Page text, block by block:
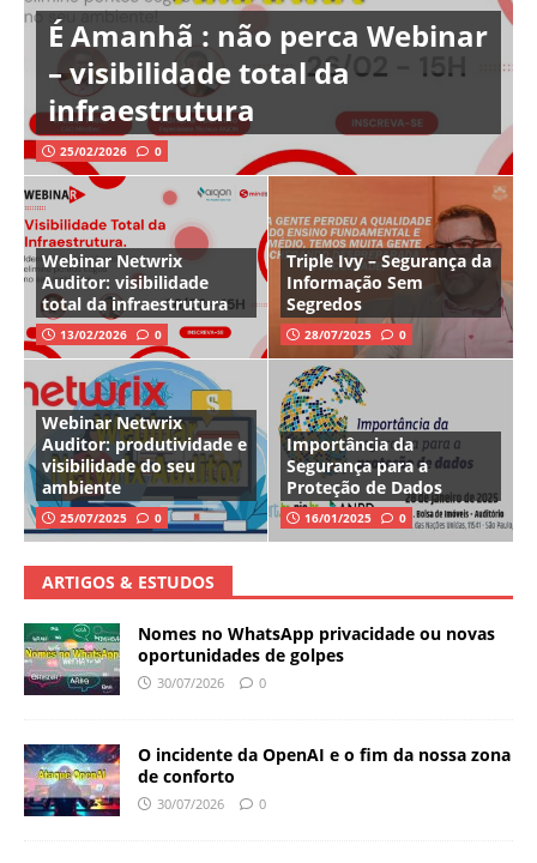
É Amanhã : não perca Webinar
– visibilidade total da
infraestrutura
25/02/2026 0
Webinar Netwrix
Auditor: visibilidade
total da infraestrutura
13/02/2026 0
Triple Ivy – Segurança da
Informação Sem
Segredos
28/07/2025 0
Webinar Netwrix
Auditor: produtividade e
visibilidade do seu
ambiente
25/07/2025 0
Importância da
Segurança para a
Proteção de Dados
16/01/2025 0
ARTIGOS & ESTUDOS
Nomes no WhatsApp privacidade ou novas
oportunidades de golpes
30/07/2026 0
O incidente da OpenAI e o fim da nossa zona
de conforto
30/07/2026 0